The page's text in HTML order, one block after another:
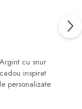
cu snur
inspirat
personalizate